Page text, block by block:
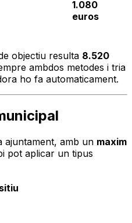
1.080
euros
objectiu resulta 8.520
ambdos metodes i tria
ho fa automaticament.
ajuntament, amb un maxim
pot aplicar un tipus